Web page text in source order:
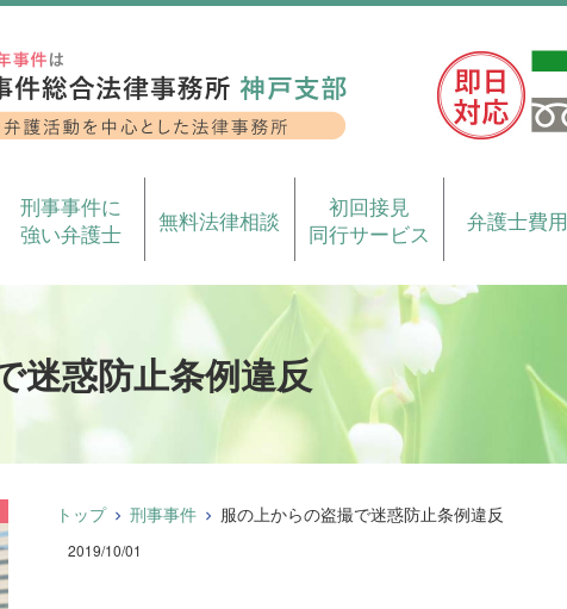
刑事事件に
強い弁護士
無料法律相談
初回接見
同行サービス
弁護士費用
迷惑防止条例違反
トップ 刑事事件 服の上からの盗撮で迷惑防止条例違反
2019/10/01